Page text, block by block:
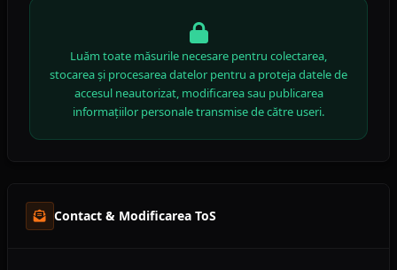
Luăm toate măsurile necesare pentru colectarea,
stocarea și procesarea datelor pentru a proteja datele de
accesul neautorizat, modificarea sau publicarea
informațiilor personale transmise de către useri.
Contact & Modificarea ToS